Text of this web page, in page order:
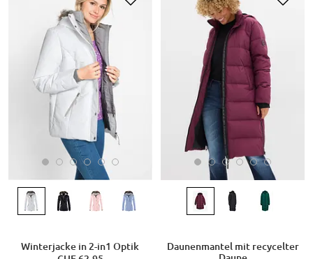
Winterjacke in 2-in1 Optik
Daunenmantel mit recycelter